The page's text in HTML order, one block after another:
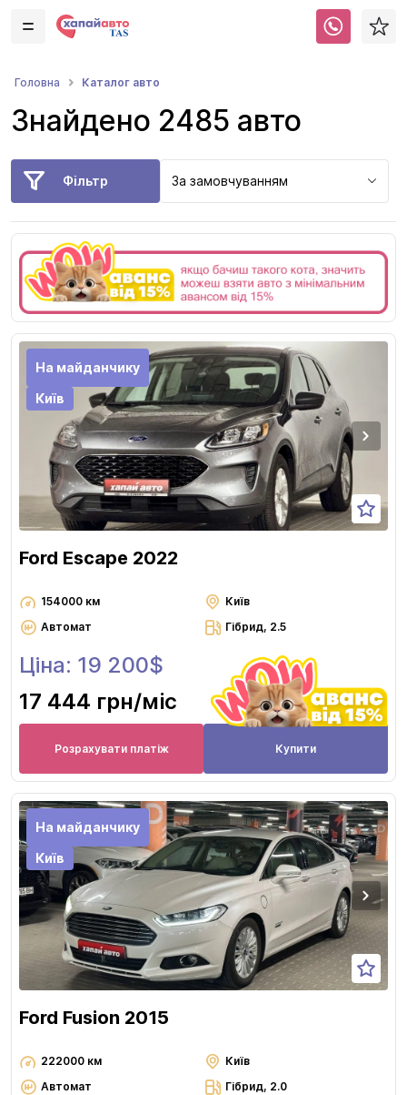
Головна Каталог авто
Знайдено 2485 авто
Фільтр За замовчуванням
На майданчику
Київ
Ford Escape 2022
154000 км
Київ
Автомат
Гібрид, 2.5
Ціна: 19 200$
17 444 грн/міс
Розрахувати платіж Купити
На майданчику
Київ
Ford Fusion 2015
222000 км
Київ
Автомат
Гібрид, 2.0